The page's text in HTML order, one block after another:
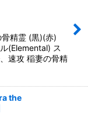
精霊 (黒)(赤)
(Elemental) ス
速攻 稲妻の骨精
the